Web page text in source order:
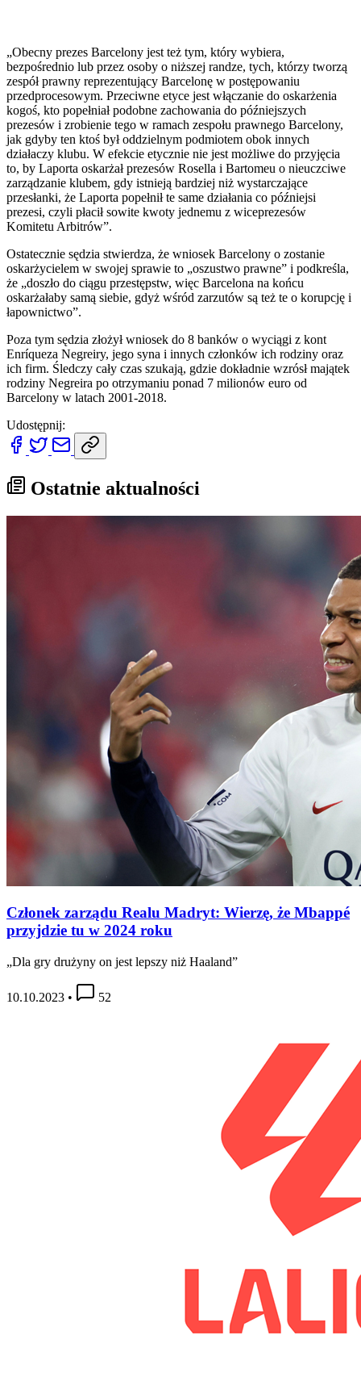
„Obecny prezes Barcelony jest też tym, który wybiera,
bezpośrednio lub przez osoby o niższej randze, tych, którzy tworzą
zespół prawny reprezentujący Barcelonę w postępowaniu
przedprocesowym. Przeciwne etyce jest włączanie do oskarżenia
kogoś, kto popełniał podobne zachowania do późniejszych
prezesów i zrobienie tego w ramach zespołu prawnego Barcelony,
jak gdyby ten ktoś był oddzielnym podmiotem obok innych
działaczy klubu. W efekcie etycznie nie jest możliwe do przyjęcia
to, by Laporta oskarżał prezesów Rosella i Bartomeu o nieuczciwe
zarządzanie klubem, gdy istnieją bardziej niż wystarczające
przesłanki, że Laporta popełnił te same działania co późniejsi
prezesi, czyli płacił sowite kwoty jednemu z wiceprezesów
Komitetu Arbitrów”.
Ostatecznie sędzia stwierdza, że wniosek Barcelony o zostanie
oskarżycielem w swojej sprawie to „oszustwo prawne” i podkreśla,
że „doszło do ciągu przestępstw, więc Barcelona na końcu
oskarżałaby samą siebie, gdyż wśród zarzutów są też te o korupcję i
łapownictwo”.
Poza tym sędzia złożył wniosek do 8 banków o wyciągi z kont
Enríqueza Negreiry, jego syna i innych członków ich rodziny oraz
ich firm. Śledczy cały czas szukają, gdzie dokładnie wzrósł majątek
rodziny Negreira po otrzymaniu ponad 7 milionów euro od
Barcelony w latach 2001-2018.
Udostępnij:
Ostatnie aktualności
Członek zarządu Realu Madryt: Wierzę, że Mbappé
przyjdzie tu w 2024 roku
„Dla gry drużyny on jest lepszy niż Haaland”
10.10.2023 • 52